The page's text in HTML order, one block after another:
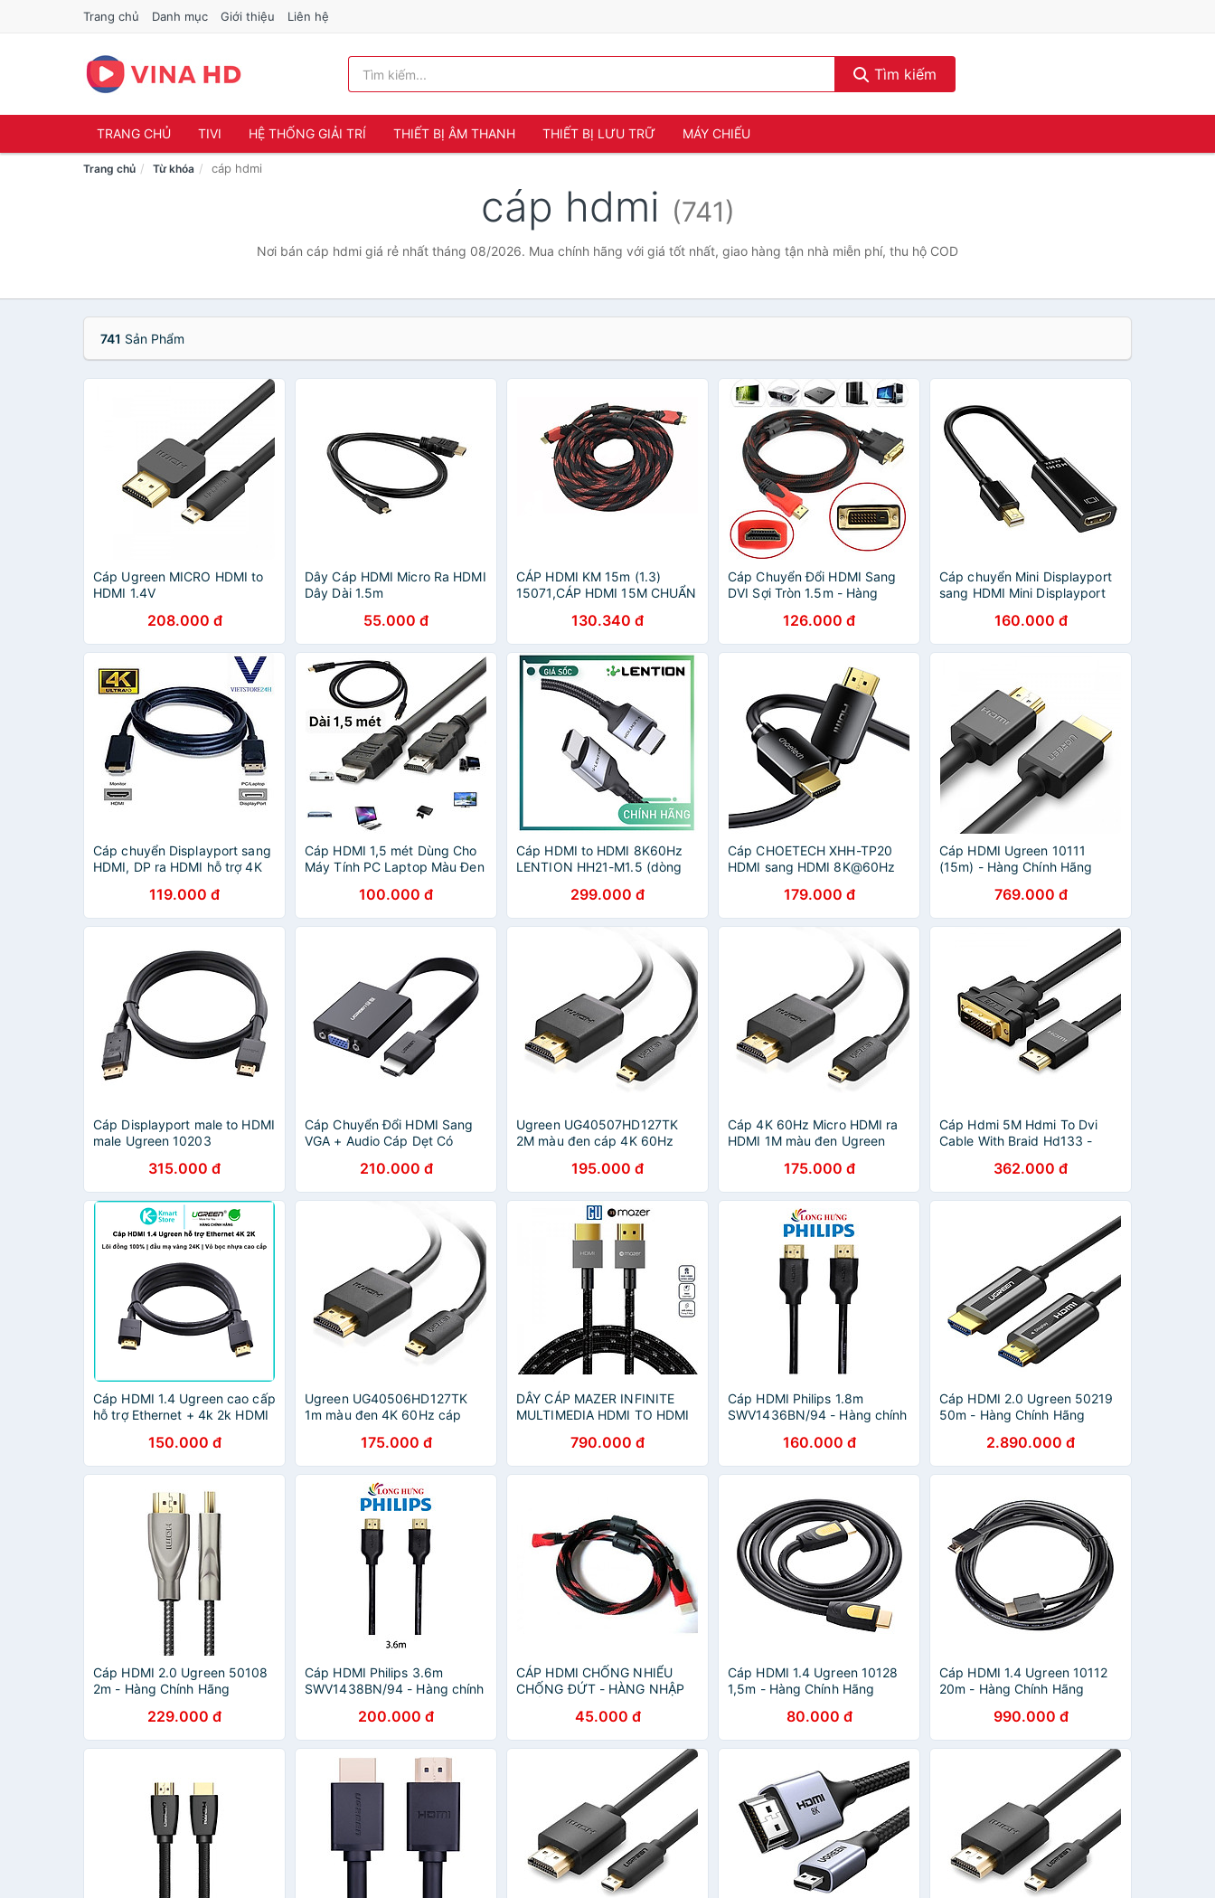
Trang chủ Danh mục Giới thiệu Liên hệ
Tìm kiếm
TRANG CHỦ TIVI HỆ THỐNG GIẢI TRÍ THIẾT BỊ ÂM THANH THIẾT BỊ LƯU TRỮ MÁY CHIẾU
Trang chủ Từ khóa cáp hdmi
cáp hdmi (741)
Nơi bán cáp hdmi giá rẻ nhất tháng 08/2026. Mua chính hãng với giá tốt nhất, giao hàng tận nhà miễn phí, thu hộ COD
741 Sản Phẩm
Cáp Ugreen MICRO HDMI to
HDMI 1.4V
208.000 đ
Dây Cáp HDMI Micro Ra HDMI
Dây Dài 1.5m
55.000 đ
CÁP HDMI KM 15m (1.3)
15071,CÁP HDMI 15M CHUẨN
130.340 đ
Cáp Chuyển Đổi HDMI Sang
DVI Sợi Tròn 1.5m - Hàng
(24+1) dài 1.5m - Giao Màu
Ngẫu Nhiên - CÁP HDMI
DISPLAYPORT
126.000 đ
Cáp chuyển Mini Displayport
sang HDMI Mini Displayport
Thunderbolt To HDMI - Hàng
Nhập Khẩu - Giao Màu Ngẫu
Nhiên
160.000 đ
Cáp chuyển Displayport sang
HDMI, DP ra HDMI hỗ trợ 4K
119.000 đ
Cáp HDMI 1,5 mét Dùng Cho
Máy Tính PC Laptop Màu Đen
Chuyển HDMI Sang HDMI Cao
Cấp - Hàng Nhập Khẩu - Giao
Màu Ngẫu Nhiên
100.000 đ
Cáp HDMI to HDMI 8K60Hz
LENTION HH21-M1.5 (dòng
299.000 đ
Cáp CHOETECH XHH-TP20
HDMI sang HDMI 8K@60Hz
179.000 đ
Cáp HDMI Ugreen 10111
(15m) - Hàng Chính Hãng
769.000 đ
Cáp Displayport male to HDMI
male Ugreen 10203
315.000 đ
Cáp Chuyển Đổi HDMI Sang
VGA + Audio Cáp Dẹt Có
210.000 đ
Ugreen UG40507HD127TK
2M màu đen cáp 4K 60Hz
CHÍNH HÃNG195.000 đ
Cáp 4K 60Hz Micro HDMI ra
HDMI 1M màu đen Ugreen
chính hãng175.000 đ
Cáp Hdmi 5M Hdmi To Dvi
Cable With Braid Hd133 -
362.000 đ
Cáp HDMI 1.4 Ugreen cao cấp
hỗ trợ Ethernet + 4k 2k HDMI
150.000 đ
Ugreen UG40506HD127TK
1m màu đen 4K 60Hz cáp
CHÍNH HÃNG175.000 đ
DÂY CÁP MAZER INFINITE
MULTIMEDIA HDMI TO HDMI
bền bỉ và lâu dài Hàng Chính
Hãng
790.000 đ
Cáp HDMI Philips 1.8m
SWV1436BN/94 - Hàng chính
160.000 đ
Cáp HDMI 2.0 Ugreen 50219
50m - Hàng Chính Hãng
2.890.000 đ
Cáp HDMI 2.0 Ugreen 50108
2m - Hàng Chính Hãng
229.000 đ
Cáp HDMI Philips 3.6m
SWV1438BN/94 - Hàng chính
200.000 đ
CÁP HDMI CHỐNG NHIỂU
CHỐNG ĐỨT - HÀNG NHẬP
45.000 đ
Cáp HDMI 1.4 Ugreen 10128
1,5m - Hàng Chính Hãng
80.000 đ
Cáp HDMI 1.4 Ugreen 10112
20m - Hàng Chính Hãng
990.000 đ